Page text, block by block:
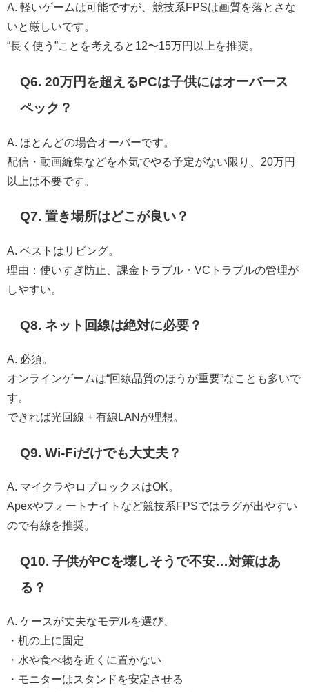
A. 軽いゲームは可能ですが、競技系FPSは画質を落とさな
いと厳しいです。
“長く使う”ことを考えると12〜15万円以上を推奨。
Q6. 20万円を超えるPCは子供にはオーバース
ペック？
A. ほとんどの場合オーバーです。
配信・動画編集などを本気でやる予定がない限り、20万円
以上は不要です。
Q7. 置き場所はどこが良い？
A. ベストはリビング。
理由：使いすぎ防止、課金トラブル・VCトラブルの管理が
しやすい。
Q8. ネット回線は絶対に必要？
A. 必須。
オンラインゲームは“回線品質のほうが重要”なことも多いで
す。
できれば光回線 + 有線LANが理想。
Q9. Wi-Fiだけでも大丈夫？
A. マイクラやロブロックスはOK。
Apexやフォートナイトなど競技系FPSではラグが出やすい
ので有線を推奨。
Q10. 子供がPCを壊しそうで不安…対策はあ
る？
A. ケースが丈夫なモデルを選び、
・机の上に固定
・水や食べ物を近くに置かない
・モニターはスタンドを安定させる